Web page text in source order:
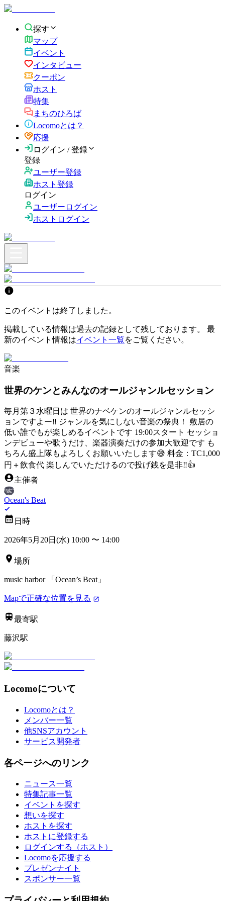
探す
マップ
イベント
インタビュー
クーポン
ホスト
特集
まちのひろば
Locomoとは？
応援
ログイン / 登録
登録
ユーザー登録
ホスト登録
ログイン
ユーザーログイン
ホストログイン
このイベントは終了しました。
掲載している情報は過去の記録として残しております。 最
新のイベント情報はイベント一覧をご覧ください。
音楽
世界のケンとみんなのオールジャンルセッション
毎月第３水曜日は 世界のナベケンのオールジャンルセッシ
ョンですよー‼️ ジャンルを気にしない音楽の祭典！ 敷居の
低い誰でもが楽しめるイベントです 19:00スタート セッショ
ンデビューや歌うだけ、楽器演奏だけの参加大歓迎です も
ちろん盛上隊もよろしくお願いいたします😅 料金：TC1,000
円＋飲食代 楽しんでいただけるので投げ銭を是非‼️👍
主催者
Ocean's Beat
日時
2026年5月20日(水) 10:00 〜 14:00
場所
music harbor 「Ocean’s Beat」
Mapで正確な位置を見る
最寄駅
藤沢駅
Locomoについて
Locomoとは？
メンバー一覧
他SNSアカウント
サービス開発者
各ページへのリンク
ニュース一覧
特集記事一覧
イベントを探す
想いを探す
ホストを探す
ホストに登録する
ログインする（ホスト）
Locomoを応援する
プレゼンナイト
スポンサー一覧